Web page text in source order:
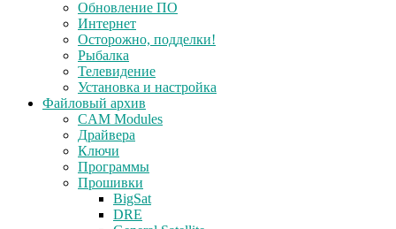
Обновление ПО
Интернет
Осторожно, подделки!
Рыбалка
Телевидение
Установка и настройка
Файловый архив
CAM Modules
Драйвера
Ключи
Программы
Прошивки
BigSat
DRE